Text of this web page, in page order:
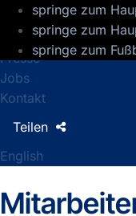
springe zum
springe zum
springe zum
Presse
Jobs
Kontakt
English
Teilen